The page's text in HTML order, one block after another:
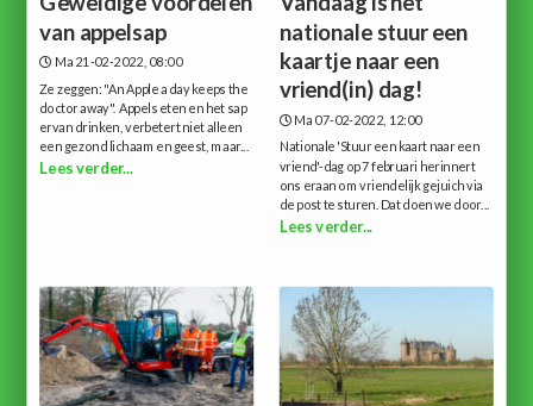
van appelsap
Ma 21-02-2022, 08:00
Ze zeggen: "An Apple a day keeps the
doctor away". Appels eten en het sap
ervan drinken, verbetert niet alleen
een gezond lichaam en geest, maar...
Lees verder...
nationale stuur een
kaartje naar een
vriend(in) dag!
Ma 07-02-2022, 12:00
Nationale 'Stuur een kaart naar een
vriend'-dag op 7 februari herinnert
ons eraan om vriendelijk gejuich via
de post te sturen. Dat doen we door...
Lees verder...